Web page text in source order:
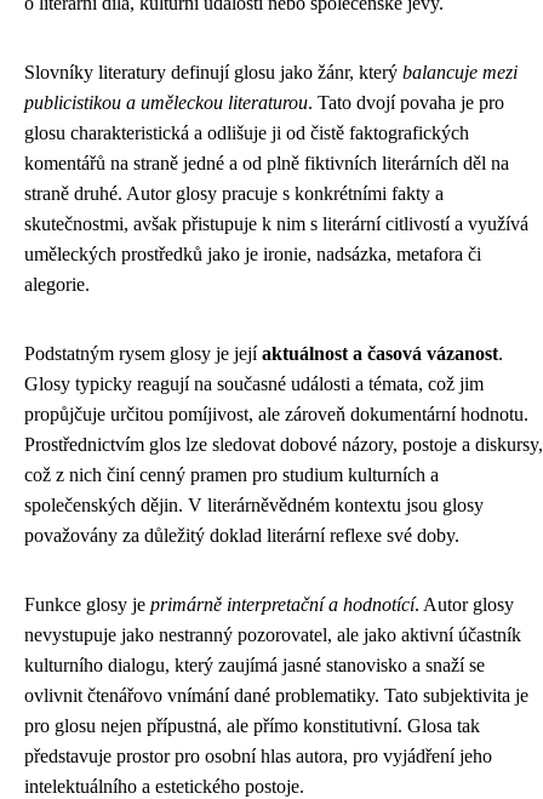
Slovníky literatury definují glosu jako žánr, který balancuje mezi
publicistikou a uměleckou literaturou. Tato dvojí povaha je pro
glosu charakteristická a odlišuje ji od čistě faktografických
komentářů na straně jedné a od plně fiktivních literárních děl na
straně druhé. Autor glosy pracuje s konkrétními fakty a
skutečnostmi, avšak přistupuje k nim s literární citlivostí a využívá
uměleckých prostředků jako je ironie, nadsázka, metafora či
alegorie.
Podstatným rysem glosy je jejíaktuálnost a časová vázanost.
Glosy typicky reagují na současné události a témata, což jim
propůjčuje určitou pomíjivost, ale zároveň dokumentární hodnotu.
Prostřednictvím glos lze sledovat dobové názory, postoje a diskursy,
což z nich činí cenný pramen pro studium kulturních a
společenských dějin. V literárněvědném kontextu jsou glosy
považovány za důležitý doklad literární reflexe své doby.
Funkce glosy je primárně interpretační a hodnotící. Autor glosy
nevystupuje jako nestranný pozorovatel, ale jako aktivní účastník
kulturního dialogu, který zaujímá jasné stanovisko a snaží se
ovlivnit čtenářovo vnímání dané problematiky. Tato subjektivita je
pro glosu nejen přípustná, ale přímo konstitutivní. Glosa tak
představuje prostor pro osobní hlas autora, pro vyjádření jeho
intelektuálního a estetického postoje.